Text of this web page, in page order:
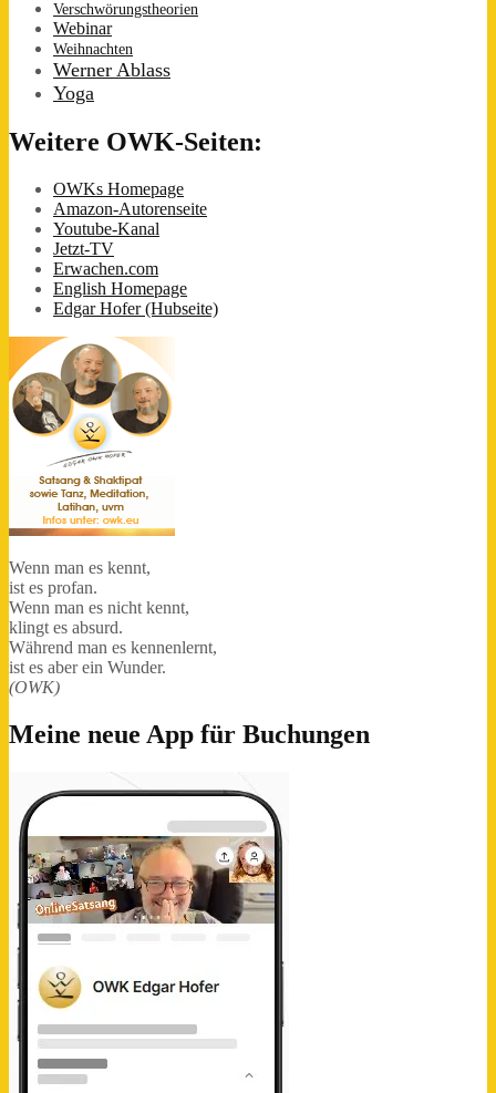
Verschwörungstheorien
Webinar
Weihnachten
Werner Ablass
Yoga
Weitere OWK-Seiten:
OWKs Homepage
Amazon-Autorenseite
Youtube-Kanal
Jetzt-TV
Erwachen.com
English Homepage
Edgar Hofer (Hubseite)
Wenn man es kennt,
ist es profan.
Wenn man es nicht kennt,
klingt es absurd.
Während man es kennenlernt,
ist es aber ein Wunder.
(OWK)
Meine neue App für Buchungen